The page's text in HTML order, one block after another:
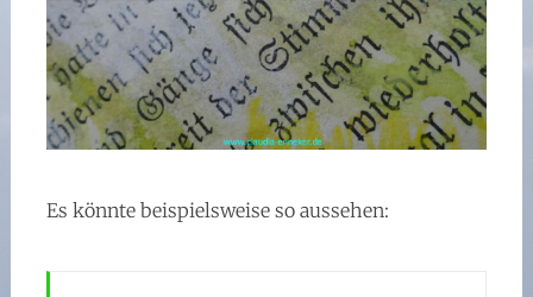
Es könnte beispielsweise so aussehen: